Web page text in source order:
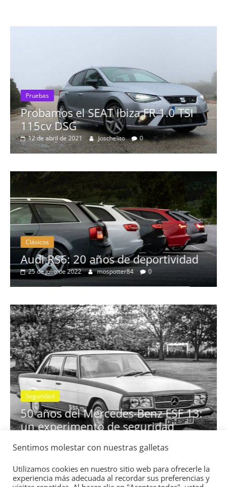
1.0 TSI
Pruebas
Joschelito
0 28 de junio de 2022 mospotter84
ESF 13:
0
Seguridad Vídeo
El Mazda CX-5 2022
nota en las pruebas de
IIHS
11 de noviembre de 2021 mospotter84
Sentimos molestar con nuestras galletas
Utilizamos cookies en nuestro sitio web para ofrecerle la
experiencia más adecuada al recordar sus preferencias y